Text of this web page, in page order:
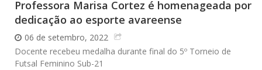
Professora Marisa Cortez é homenageada por
dedicação ao esporte avareense
06 de setembro, 2022
Docente recebeu medalha durante final do 5º Torneio de
Futsal Feminino Sub-21